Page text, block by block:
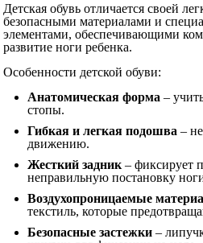
Детская обувь отличается своей
безопасными материалами и
элементами, обеспечивающими
развитие ноги ребенка.
Особенности детской обуви:
Анатомическая форма –
стопы.
Гибкая и легкая подошва –
движению.
Жесткий задник – фиксирует
неправильную постановку
Воздухопроницаемые
текстиль, которые
Безопасные застежки –